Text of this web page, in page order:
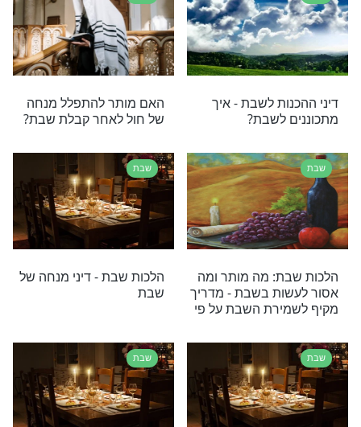
נרות שבת קבלת שבת שתייה ואכילה
תוכן בנושא שבת
שבת בהדלקת נרות שבת?